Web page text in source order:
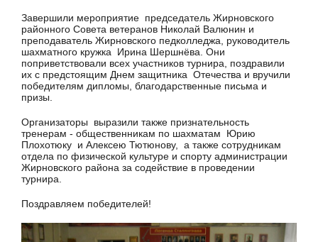
Завершили мероприятие председатель Жирновского
районного Совета ветеранов Николай Валюнин и
преподаватель Жирновского педколледжа, руководитель
шахматного кружка Ирина Шершнёва. Они
поприветствовали всех участников турнира, поздравили
их с предстоящим Днем защитника Отечества и вручили
победителям дипломы, благодарственные письма и
призы.
Организаторы выразили также признательность
тренерам - общественникам по шахматам Юрию
Плохотюку и Алексею Тютюнову, а также сотрудникам
отдела по физической культуре и спорту администрации
Жирновского района за содействие в проведении
турнира.
Поздравляем победителей!